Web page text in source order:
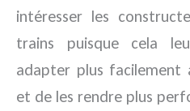
intéresser les
trains puisque cela
adapter plus facilement
et de les rendre plus